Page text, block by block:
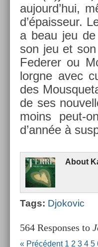
aujourd’hui,
d’épais­seur.
a beau jeu
son jeu et
Feder­er ou
lorgne avec
des
de ses
moins peut-
d’année à
About
Tags: Djokovic
564 Responses to
« Précédent 1 2 3 4 5